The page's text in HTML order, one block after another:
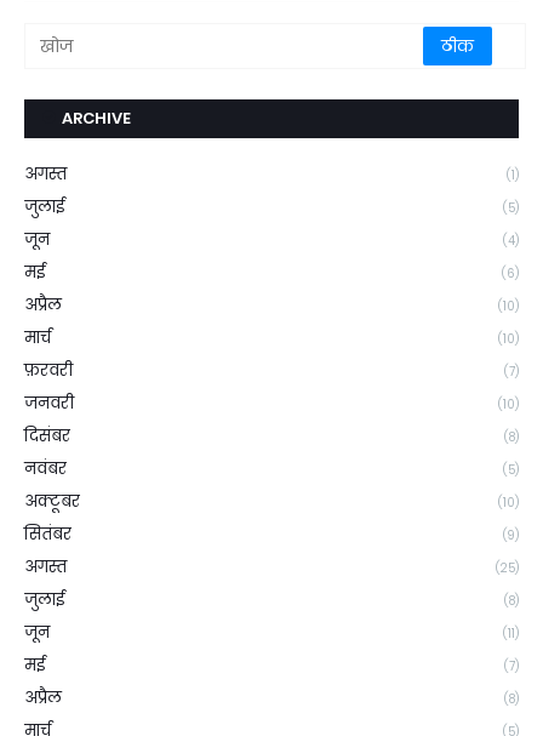
ARCHIVE
अगस्त (1)
जुलाई (5)
जून (4)
मई (6)
अप्रैल (10)
मार्च (10)
फ़रवरी (7)
जनवरी (10)
दिसंबर (8)
नवंबर (5)
अक्टूबर (10)
सितंबर (9)
अगस्त (25)
जुलाई (8)
जून (11)
मई (7)
अप्रैल (8)
मार्च (5)